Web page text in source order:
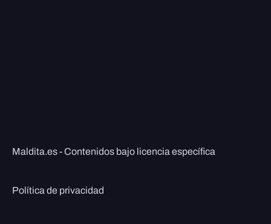
Maldita.es - Contenidos bajo licencia específica
Política de privacidad